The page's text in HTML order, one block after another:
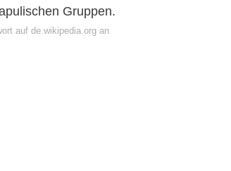
Gruppen.
auf de.wikipedia.org an